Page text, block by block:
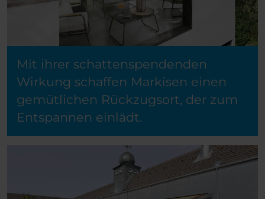
Mit ihrer schattenspendenden
Wirkung schaffen Markisen einen
gemütlichen Rückzugsort, der zum
Entspannen einlädt.